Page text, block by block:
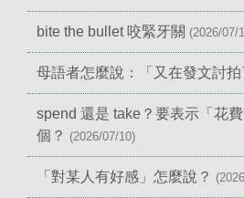
bite the bullet 咬緊牙關 (2026/07/
母語者怎麼說：「又在發文討拍
spend 還是 take？要表示「花
個？ (2026/07/10)
「對某人有好感」怎麼說？